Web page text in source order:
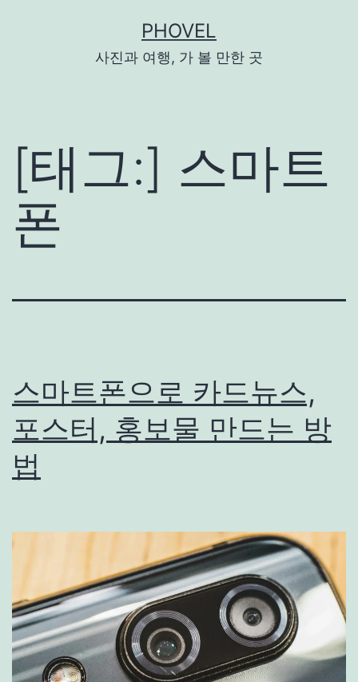
PHOVEL
사진과 여행, 가 볼 만한 곳
[태그:] 스마트
폰
스마트폰으로 카드뉴스,
포스터, 홍보물 만드는 방
법